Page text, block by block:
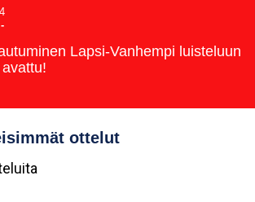
-
Lapsi-Vanhempi luisteluun
ottelut